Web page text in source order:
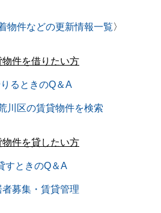
物件などの更新情報一覧〉
件を借りたい方
るときのQ＆A
川区の賃貸物件を検索
件を貸したい方
すときのQ＆A
者募集・賃貸管理